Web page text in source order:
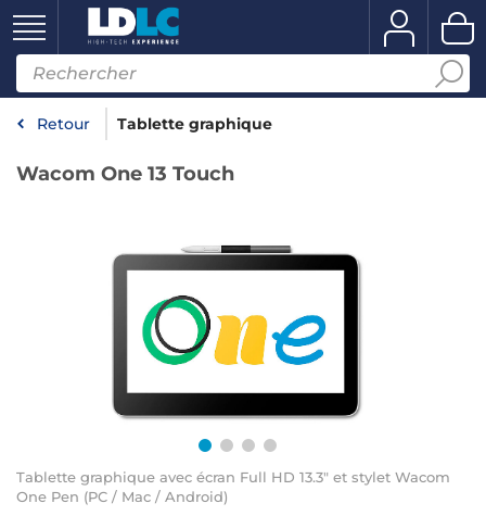
Retour Tablette graphique
Wacom One 13 Touch
Tablette graphique avec écran Full HD 13.3" et stylet Wacom
One Pen (PC / Mac / Android)